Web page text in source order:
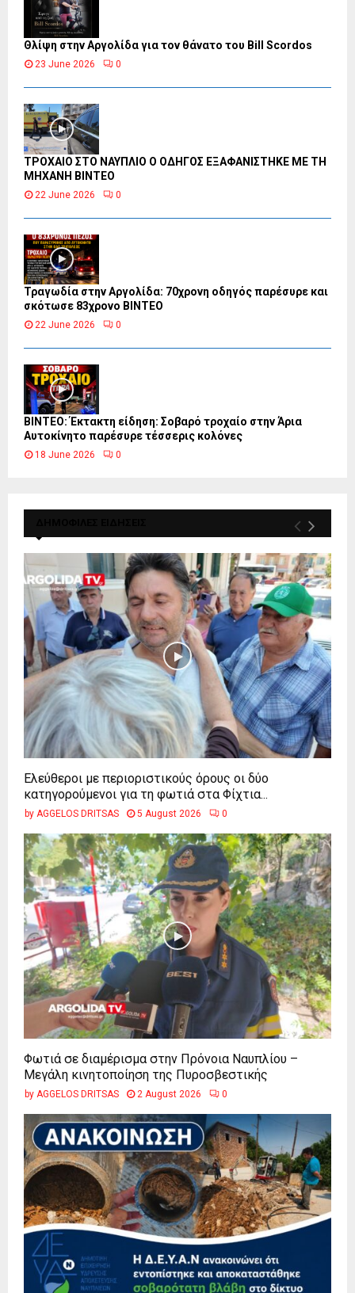
Θλίψη στην Αργολίδα για τον θάνατο του Bill Scordos
23 June 2026 0
ΤΡΟΧΑΙΟ ΣΤΟ ΝΑΥΠΛΙΟ Ο ΟΔΗΓΟΣ ΕΞΑΦΑΝΙΣΤΗΚΕ ΜΕ ΤΗ
ΜΗΧΑΝΗ ΒΙΝΤΕΟ
22 June 2026 0
Τραγωδία στην Αργολίδα: 70χρονη οδηγός παρέσυρε και
σκότωσε 83χρονο ΒΙΝΤΕΟ
22 June 2026 0
ΒΙΝΤΕΟ: Έκτακτη είδηση: Σοβαρό τροχαίο στην Άρια
Αυτοκίνητο παρέσυρε τέσσερις κολόνες
18 June 2026 0
Ελεύθεροι με περιοριστικούς όρους οι δύο
κατηγορούμενοι για τη φωτιά στα Φίχτια...
by AGGELOS DRITSAS 5 August 2026 0
Φωτιά σε διαμέρισμα στην Πρόνοια Ναυπλίου –
Μεγάλη κινητοποίηση της Πυροσβεστικής
by AGGELOS DRITSAS 2 August 2026 0